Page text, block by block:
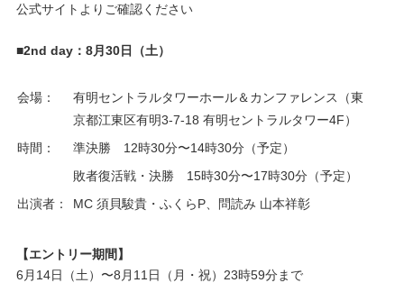
公式サイトよりご確認ください
■2nd day：8月30日（土）
会場：
有明セントラルタワーホール＆カンファレンス（東
京都江東区有明3-7-18 有明セントラルタワー4F）
時間：
準決勝 12時30分〜14時30分（予定）
敗者復活戦・決勝 15時30分〜17時30分（予定）
出演者：
MC 須貝駿貴・ふくらP、問読み 山本祥彰
【エントリー期間】
6月14日（土）〜8月11日（月・祝）23時59分まで